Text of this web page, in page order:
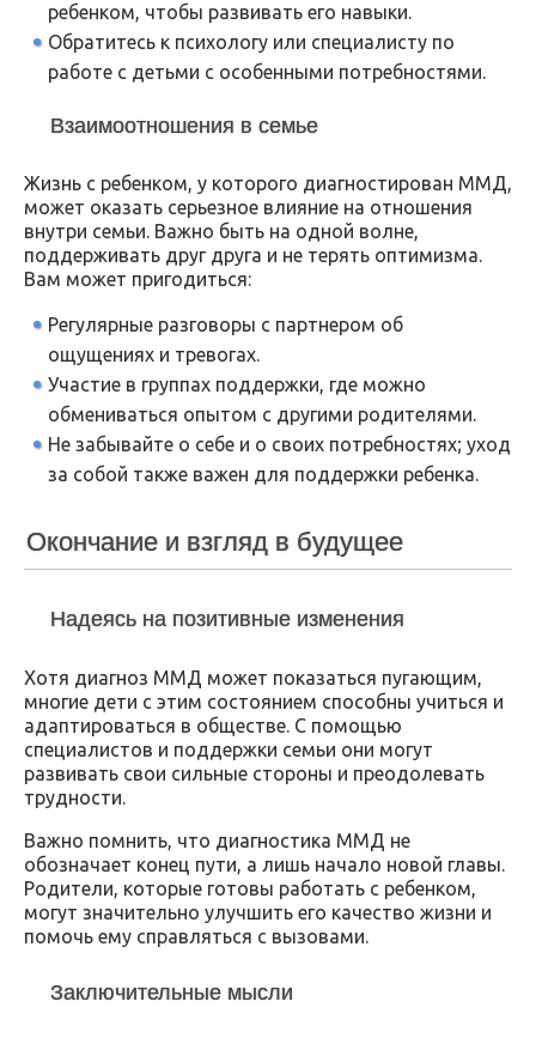
ребенком, чтобы развивать его навыки.
Обратитесь к психологу или специалисту по
работе с детьми с особенными потребностями.
Взаимоотношения в семье
Жизнь с ребенком, у которого диагностирован ММД,
может оказать серьезное влияние на отношения
внутри семьи. Важно быть на одной волне,
поддерживать друг друга и не терять оптимизма.
Вам может пригодиться:
Регулярные разговоры с партнером об
ощущениях и тревогах.
Участие в группах поддержки, где можно
обмениваться опытом с другими родителями.
Не забывайте о себе и о своих потребностях; уход
за собой также важен для поддержки ребенка.
Окончание и взгляд в будущее
Надеясь на позитивные изменения
Хотя диагноз ММД может показаться пугающим,
многие дети с этим состоянием способны учиться и
адаптироваться в обществе. С помощью
специалистов и поддержки семьи они могут
развивать свои сильные стороны и преодолевать
трудности.
Важно помнить, что диагностика ММД не
обозначает конец пути, а лишь начало новой главы.
Родители, которые готовы работать с ребенком,
могут значительно улучшить его качество жизни и
помочь ему справляться с вызовами.
Заключительные мысли